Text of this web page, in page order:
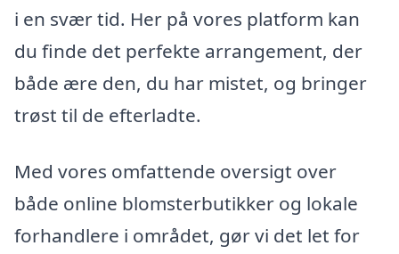
i en svær tid. Her på vores platform kan
du finde det perfekte arrangement, der
både ære den, du har mistet, og bringer
trøst til de efterladte.
Med vores omfattende oversigt over
både online blomsterbutikker og lokale
forhandlere i området, gør vi det let for